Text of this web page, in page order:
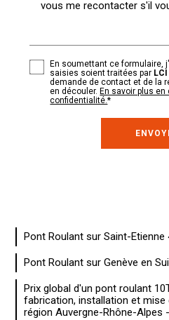
En soumettant ce formulaire,
saisies soient traitées par LCI
demande de contact et de la
en découler.En savoir plus
confidentialité.*
Pont Roulant sur Saint-Etienne
Pont Roulant sur Genève en
Prix global d'un pont roulant
fabrication, installation et mise
région Auvergne-Rhône-Alpes